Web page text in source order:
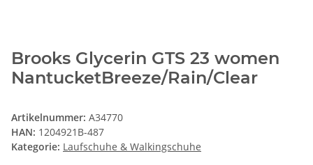
Brooks Glycerin GTS 23 women
NantucketBreeze/Rain/Clear
Artikelnummer: A34770
HAN: 1204921B-487
Kategorie: Laufschuhe & Walkingschuhe